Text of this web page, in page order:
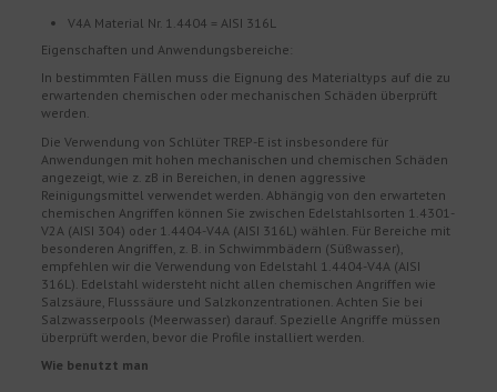
V4A Material Nr. 1.4404 = AISI 316L
Eigenschaften und Anwendungsbereiche:
In bestimmten Fällen muss die Eignung des Materialtyps auf die zu
erwartenden chemischen oder mechanischen Schäden überprüft
werden.
Die Verwendung von Schlüter TREP-E ist insbesondere für
Anwendungen mit hohen mechanischen und chemischen Schäden
angezeigt, wie z. zB in Bereichen, in denen aggressive
Reinigungsmittel verwendet werden. Abhängig von den erwarteten
chemischen Angriffen können Sie zwischen Edelstahlsorten 1.4301-
V2A (AISI 304) oder 1.4404-V4A (AISI 316L) wählen. Für Bereiche mit
besonderen Angriffen, z. B. in Schwimmbädern (Süßwasser),
empfehlen wir die Verwendung von Edelstahl 1.4404-V4A (AISI
316L). Edelstahl widersteht nicht allen chemischen Angriffen wie
Salzsäure, Flusssäure und Salzkonzentrationen. Achten Sie bei
Salzwasserpools (Meerwasser) darauf. Spezielle Angriffe müssen
überprüft werden, bevor die Profile installiert werden.
Wie benutzt man